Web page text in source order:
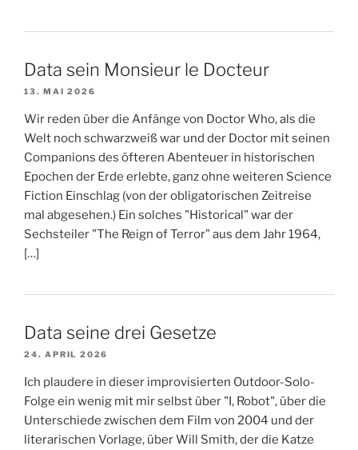
Data sein Monsieur le Docteur
13. MAI 2026
Wir reden über die Anfänge von Doctor Who, als die
Welt noch schwarzweiß war und der Doctor mit seinen
Companions des öfteren Abenteuer in historischen
Epochen der Erde erlebte, ganz ohne weiteren Science
Fiction Einschlag (von der obligatorischen Zeitreise
mal abgesehen.) Ein solches "Historical" war der
Sechsteiler "The Reign of Terror" aus dem Jahr 1964,
[…]
Data seine drei Gesetze
24. APRIL 2026
Ich plaudere in dieser improvisierten Outdoor-Solo-
Folge ein wenig mit mir selbst über "I, Robot", über die
Unterschiede zwischen dem Film von 2004 und der
literarischen Vorlage, über Will Smith, der die Katze